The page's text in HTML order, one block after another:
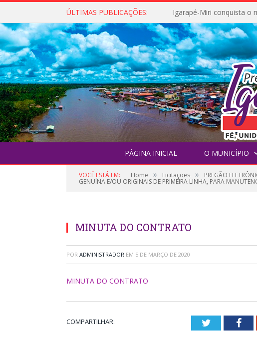
ÚLTIMAS PUBLICAÇÕES:
PÁGINA INICIAL O MUNICÍPIO
VOCÊ ESTÁ EM: Home » Licitações » PREGÃO
GENUÍNA E/OU ORIGINAIS DE PRIMEIRA LINHA, PARA
MINUTA DO CONTRATO
POR ADMINISTRADOR EM 5 DE MARÇO DE 2020
MINUTA DO CONTRATO
COMPARTILHAR: Twitter